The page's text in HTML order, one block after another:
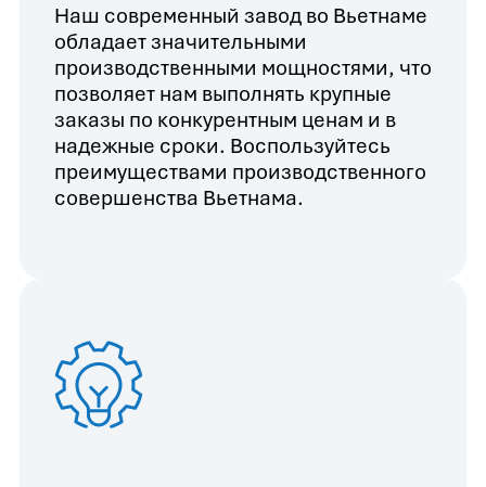
Наш современный завод во Вьетнаме
обладает значительными
производственными мощностями, что
позволяет нам выполнять крупные
заказы по конкурентным ценам и в
надежные сроки. Воспользуйтесь
преимуществами производственного
совершенства Вьетнама.